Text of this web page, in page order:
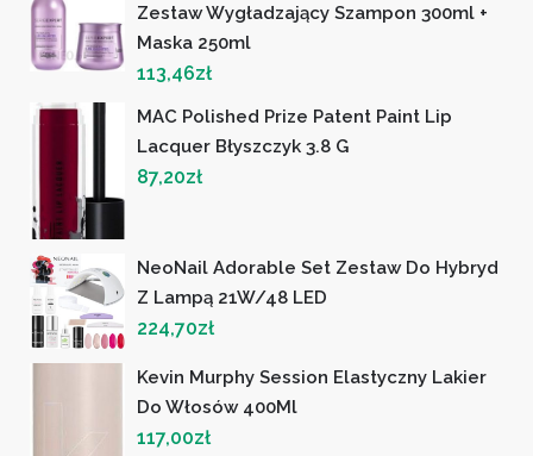
Zestaw Wygładzający Szampon 300ml +
Maska 250ml
113,46zł
MAC Polished Prize Patent Paint Lip
Lacquer Błyszczyk 3.8 G
87,20zł
NeoNail Adorable Set Zestaw Do Hybryd
Z Lampą 21W/48 LED
224,70zł
Kevin Murphy Session Elastyczny Lakier
Do Włosów 400Ml
117,00zł